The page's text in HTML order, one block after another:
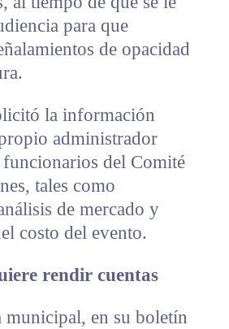
para que
de opacidad
la información
administrador
del Comité
tales como
de mercado y
costo del evento.
rendir cuentas
municipal, en su boletín